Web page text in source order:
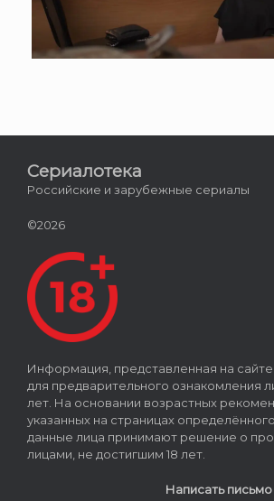
Сериалотека
Российские и зарубежные сериалы
©2026
Информация, представленная на
для предварительного ознакомления
лет. На основании возрастных
указанных на страницах
данные лица принимают решение о
лицами, не достигшим 18 лет.
Написать